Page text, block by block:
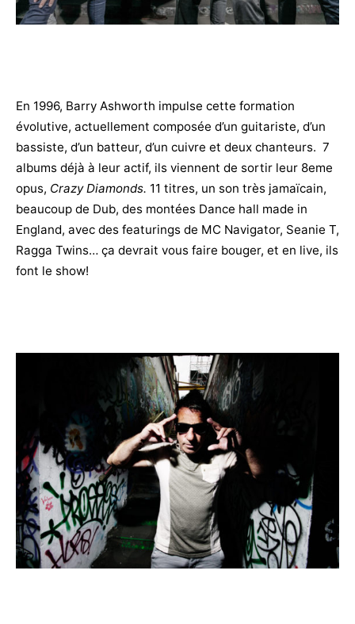
En 1996, Barry Ashworth impulse cette formation
évolutive, actuellement composée d’un guitariste, d’un
bassiste, d’un batteur, d’un cuivre et deux chanteurs. 7
albums déjà à leur actif, ils viennent de sortir leur 8eme
opus, Crazy Diamonds. 11 titres, un son très jamaïcain,
beaucoup de Dub, des montées Dance hall made in
England, avec des featurings de MC Navigator, Seanie T,
Ragga Twins… ça devrait vous faire bouger, et en live, ils
font le show!